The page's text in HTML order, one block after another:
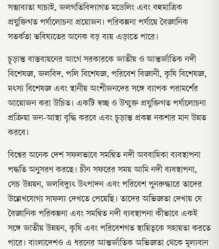
সম্ভাব্যতা যাচাই, জলগতিবিদ্যাগত মডেলিং এবং বহুমাত্রিক
প্রযুক্তিগত পর্যালোচনা প্রয়োজন। পরিকল্পনা পর্যায়ে বৈজ্ঞানিক
সতর্কতা ভবিষ্যতের অনেক বড় ব্যয় এড়াতে পারে।
চূড়ান্ত বাস্তবায়নের আগে সরকারকে জাতীয় ও আন্তর্জাতিক নদী
বিশেষজ্ঞ, জলবিদ, পলি বিশেষজ্ঞ, পরিবেশ বিজ্ঞানী, কৃষি বিশেষজ্ঞ,
মৎস্য বিশেষজ্ঞ এবং স্থানীয় অংশীজনদের সঙ্গে ব্যাপক পরামর্শের
আয়োজন করা উচিত। একটি স্বচ্ছ ও উন্মুক্ত প্রযুক্তিগত পর্যালোচনা
প্রক্রিয়া জন-আস্থা বৃদ্ধি করবে এবং চূড়ান্ত প্রকল্প নকশার মান উন্নত
করবে।
বিশ্বের অনেক দেশ সফলভাবে সমন্বিত নদী অববাহিকা ব্যবস্থাপনা
পদ্ধতি অনুসরণ করছে। চীন সফরের সময় আমি নদী ব্যবস্থাপনা,
সেচ উন্নয়ন, জলবিদ্যুৎ উৎপাদন এবং পরিবেশ পুনরুদ্ধারে তাদের
উল্লেখযোগ্য সাফল্য দেখতে পেয়েছি। তাদের অভিজ্ঞতা দেখায় যে
বৈজ্ঞানিক পরিকল্পনা এবং সমন্বিত নদী ব্যবস্থাপনা কীভাবে একই
সঙ্গে জাতীয় উন্নয়ন, কৃষি এবং পরিবেশগত স্থায়িত্বকে সহায়তা করতে
পারে। বাংলাদেশও এ ধরনের আন্তর্জাতিক অভিজ্ঞতা থেকে মূল্যবান